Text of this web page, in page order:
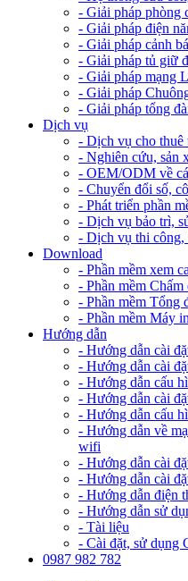
- Giải pháp phòng
- Giải pháp điện
- Giải pháp cảnh
- Giải pháp tủ giữ
- Giải pháp mạng
- Giải pháp
- Giải pháp tổng
Dịch vụ
- Dịch vụ cho thuê
- Nghiên cứu, sản
- OEM/ODM về
- Chuyển đổi số,
- Phát triển phần
- Dịch vụ bảo trì,
- Dịch vụ thi công,
Download
- Phần mềm xem
- Phần mềm
- Phần mềm Tổng
- Phần mềm Máy
Hướng dẫn
- Hướng dẫn cài
- Hướng dẫn cài
- Hướng dẫn cấu
- Hướng dẫn cài
- Hướng dẫn cấu
- Hướng dẫn về
wifi
- Hướng dẫn cài
- Hướng dẫn cài
- Hướng dẫn điện
- Hướng dẫn sử
- Tài liệu
- Cài đặt, sử dụng
0987 982 782